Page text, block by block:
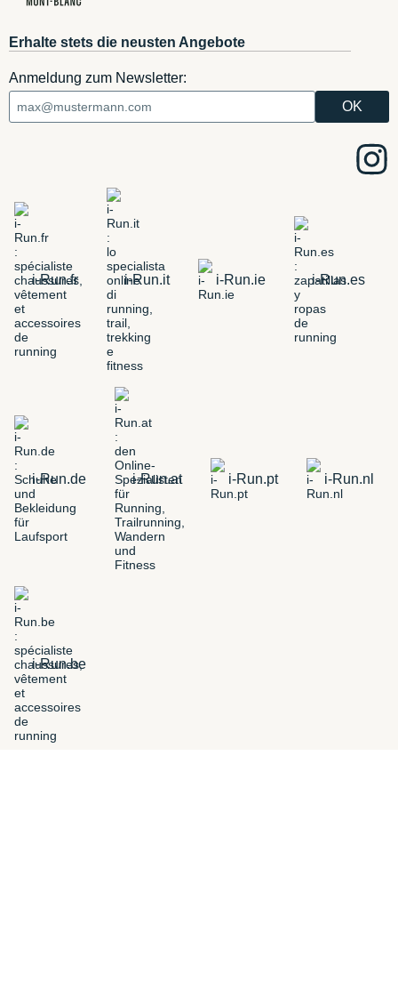
Erhalte stets die neusten Angebote
Anmeldung zum Newsletter:
i-Run.fr i-Run.it i-Run.ie i-Run.es
i-Run.de i-Run.at i-Run.pt i-Run.nl
i-Run.be